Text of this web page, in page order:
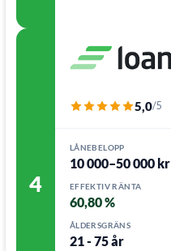
4
5,0/5
LÅNEBELOPP
10 000–50 000 kr
EFFEKTIV RÄNTA
60,80 %
ÅLDERSGRÄNS
21 - 75 år